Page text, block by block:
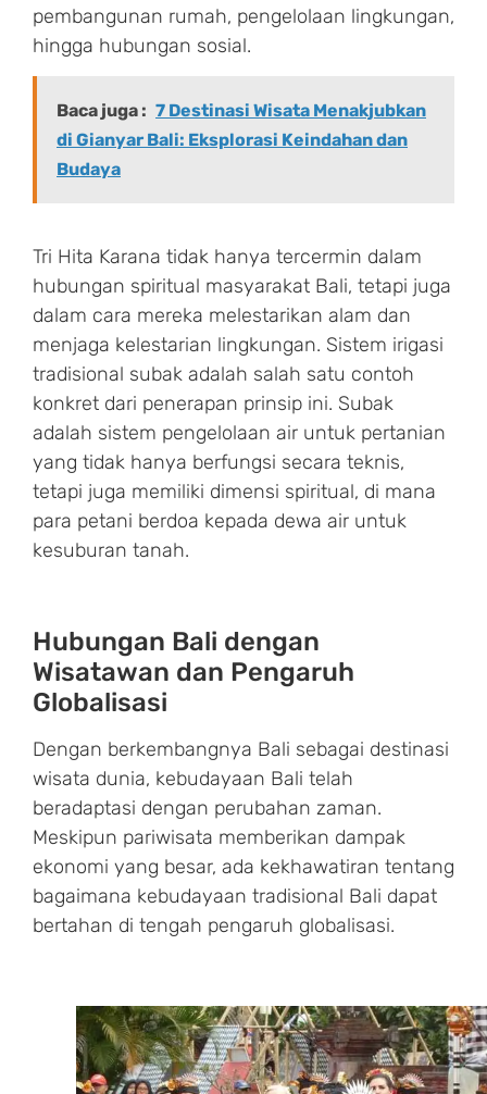
pembangunan rumah, pengelolaan lingkungan,
hingga hubungan sosial.
Baca juga : 7 Destinasi Wisata Menakjubkan
di Gianyar Bali: Eksplorasi Keindahan dan
Budaya
Tri Hita Karana tidak hanya tercermin dalam
hubungan spiritual masyarakat Bali, tetapi juga
dalam cara mereka melestarikan alam dan
menjaga kelestarian lingkungan. Sistem irigasi
tradisional subak adalah salah satu contoh
konkret dari penerapan prinsip ini. Subak
adalah sistem pengelolaan air untuk pertanian
yang tidak hanya berfungsi secara teknis,
tetapi juga memiliki dimensi spiritual, di mana
para petani berdoa kepada dewa air untuk
kesuburan tanah.
Hubungan Bali dengan
Wisatawan dan Pengaruh
Globalisasi
Dengan berkembangnya Bali sebagai destinasi
wisata dunia, kebudayaan Bali telah
beradaptasi dengan perubahan zaman.
Meskipun pariwisata memberikan dampak
ekonomi yang besar, ada kekhawatiran tentang
bagaimana kebudayaan tradisional Bali dapat
bertahan di tengah pengaruh globalisasi.